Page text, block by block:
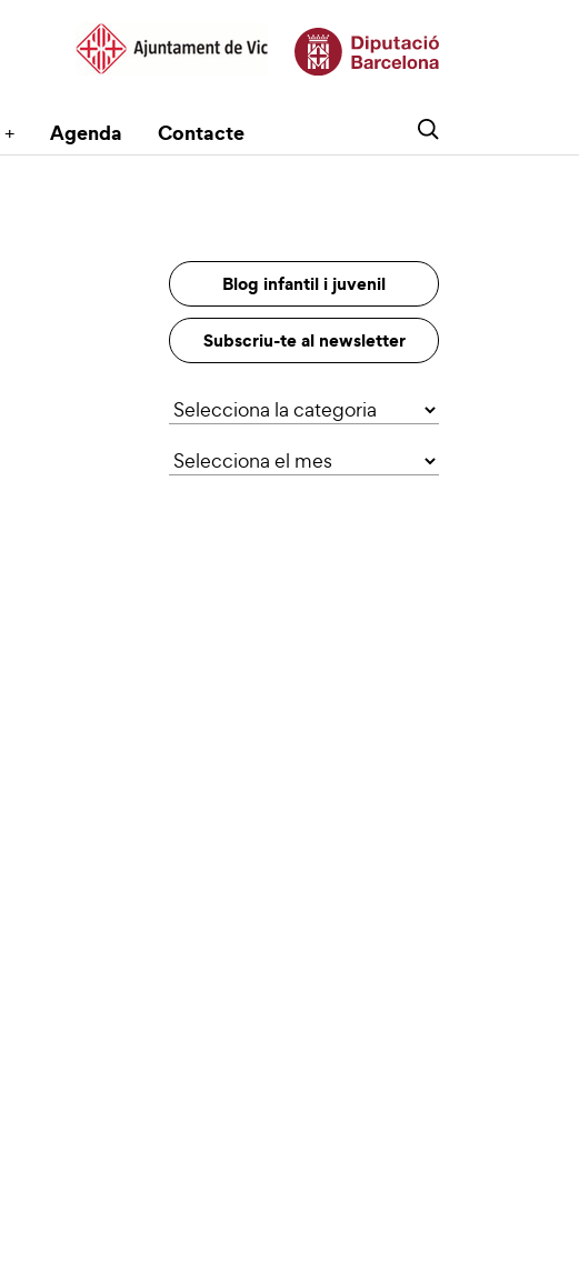
Agenda Contacte
Blog infantil i juvenil
Subscriu-te al newsletter
Categories